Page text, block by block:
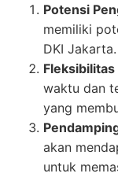
Potensi
memiliki
DKI Jakarta.
waktu dan
yang
akan
untuk